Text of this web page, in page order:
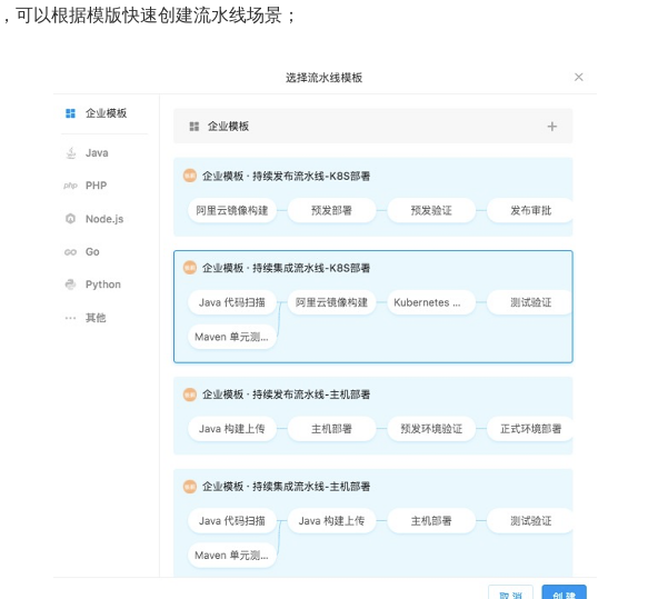
可以根据模版快速创建流水线场景；